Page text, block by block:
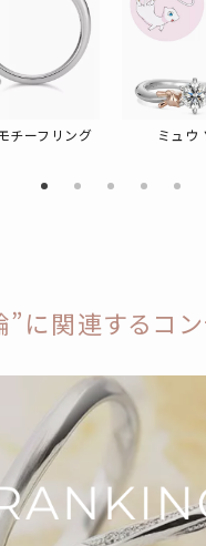
チーフリング ミュウ
”に関連するコ